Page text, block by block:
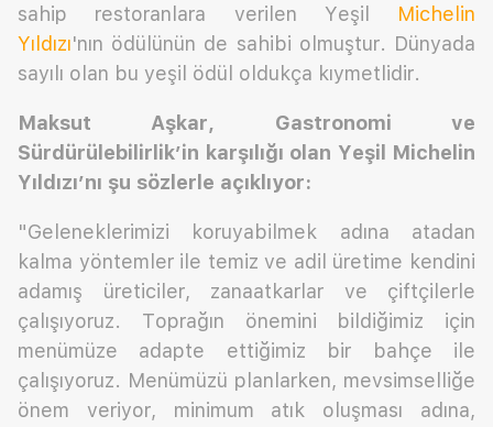
sahip restoranlara verilen Yeşil Michelin
Yıldızı'nın ödülünün de sahibi olmuştur. Dünyada
sayılı olan bu yeşil ödül oldukça kıymetlidir.
Maksut Aşkar, Gastronomi ve
Sürdürülebilirlik’in karşılığı olan Yeşil Michelin
Yıldızı’nı şu sözlerle açıklıyor:
"Geleneklerimizi koruyabilmek adına atadan
kalma yöntemler ile temiz ve adil üretime kendini
adamış üreticiler, zanaatkarlar ve çiftçilerle
çalışıyoruz. Toprağın önemini bildiğimiz için
menümüze adapte ettiğimiz bir bahçe ile
çalışıyoruz. Menümüzü planlarken, mevsimselliğe
önem veriyor, minimum atık oluşması adına,